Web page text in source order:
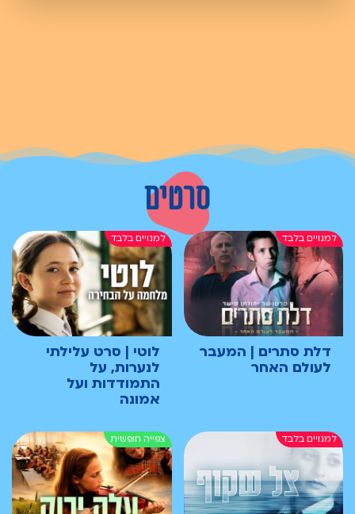
סרטים
דלת סתרים | המעבר
לעולם האחר
לוטי | סרט עלילתי
לנערות, על
התמודדות ועל
אמונה